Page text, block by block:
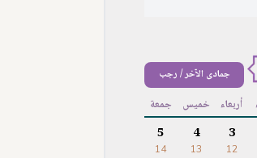
جمادى الآخر / رجب
أربعاء خميس جمعة
3
12
4
13
5
14